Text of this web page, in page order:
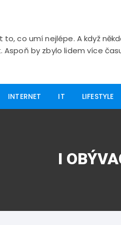
to, co umí nejlépe. A když
Aspoň by zbylo lidem více
INTERNET IT LIFESTYLE
I